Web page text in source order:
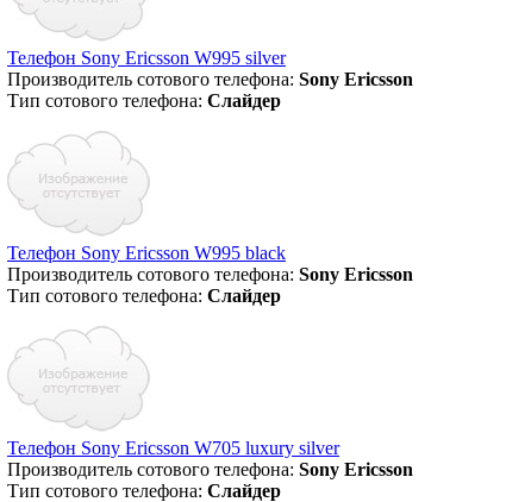
Телефон Sony Ericsson W995 silver
Производитель сотового телефона: Sony Ericsson
Тип сотового телефона: Слайдер
Телефон Sony Ericsson W995 black
Производитель сотового телефона: Sony Ericsson
Тип сотового телефона: Слайдер
Телефон Sony Ericsson W705 luxury silver
Производитель сотового телефона: Sony Ericsson
Тип сотового телефона: Слайдер